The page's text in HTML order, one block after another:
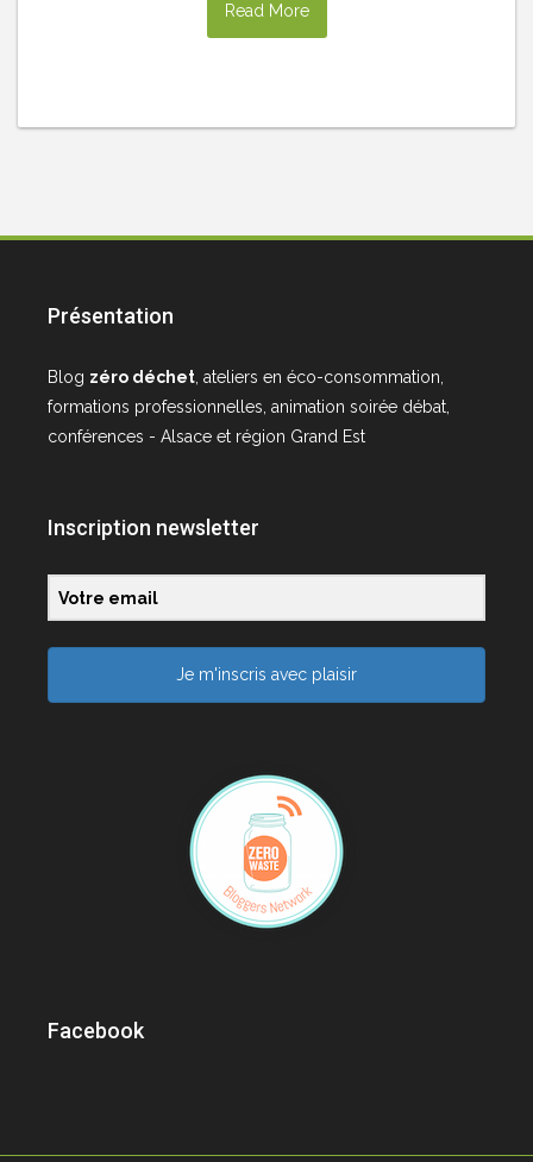
Read More
Présentation
Blog zéro déchet, ateliers en éco-consommation,
formations professionnelles, animation soirée débat,
conférences - Alsace et région Grand Est
Inscription newsletter
Je m'inscris avec plaisir
Facebook